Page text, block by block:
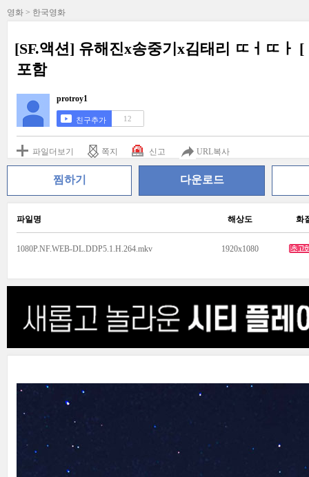
영화 > 한국영화
[SF.액션] 유해진x송중기x김태리 ㄸㅓㄸㅏ
포함
protroy1
친구추가 12
파일더보기 쪽지 신고 URL복사
찜하기 다운로드
파일명 해상도 화
1080P.NF.WEB-DL.DDP5.1.H.264.mkv 1920x1080